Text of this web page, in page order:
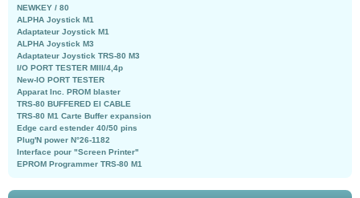
NEWKEY / 80
ALPHA Joystick M1
Adaptateur Joystick M1
ALPHA Joystick M3
Adaptateur Joystick TRS-80 M3
I/O PORT TESTER MIII/4,4p
New-IO PORT TESTER
Apparat Inc. PROM blaster
TRS-80 BUFFERED EI CABLE
TRS-80 M1 Carte Buffer expansion
Edge card estender 40/50 pins
Plug'N power N°26-1182
Interface pour "Screen Printer"
EPROM Programmer TRS-80 M1